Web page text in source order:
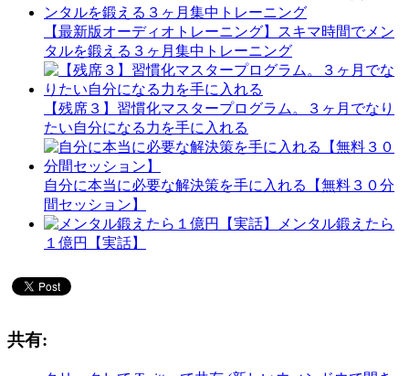
【最新版オーディオトレーニング】スキマ時間でメン
タルを鍛える３ヶ月集中トレーニング
【残席３】習慣化マスタープログラム。３ヶ月でなり
たい自分になる力を手に入れる
自分に本当に必要な解決策を手に入れる【無料３０分
間セッション】
メンタル鍛えたら
１億円【実話】
共有: